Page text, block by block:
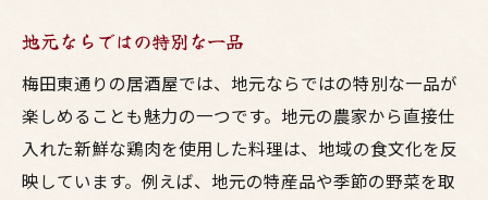
地元ならではの特別な一品
梅田東通りの居酒屋では、地元ならではの特別な一品が
楽しめることも魅力の一つです。地元の農家から直接仕
入れた新鮮な鶏肉を使用した料理は、地域の食文化を反
映しています。例えば、地元の特産品や季節の野菜を取